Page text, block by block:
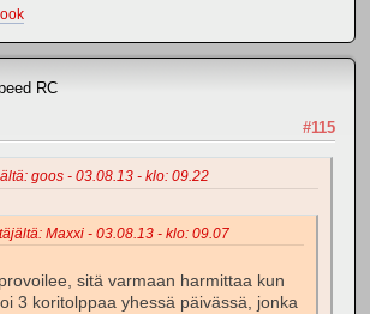
RC
#115
goos - 03.08.13 - klo: 09.22
Maxxi - 03.08.13 - klo: 09.07
sitä varmaan harmittaa kun
3 koritolppaa yhessä päivässä, jonka